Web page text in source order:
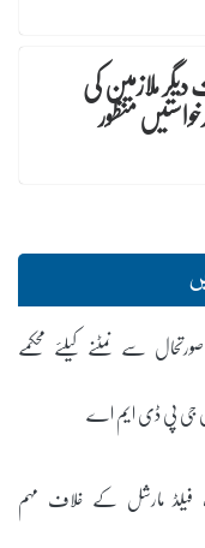
دیگر ملازمین کی
منظور
سے نمٹنے کیلئے محکمے
جی پی ڈی ایم اے
فیلڈ مارشل کے خلاف مہم